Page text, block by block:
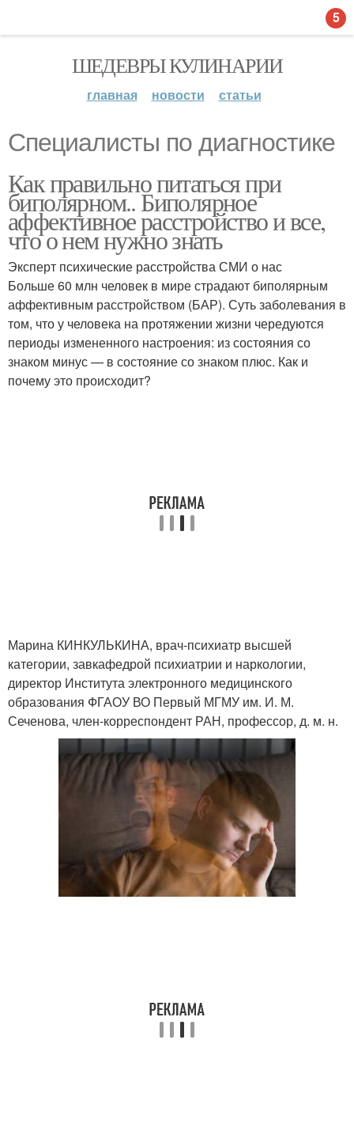
ШЕДЕВРЫ КУЛИНАРИИ
главная новости статьи
Специалисты по диагностике
Как правильно питаться при
биполярном.. Биполярное
аффективное расстройство и все,
что о нем нужно знать
Эксперт психические расстройства СМИ о нас
Больше 60 млн человек в мире страдают биполярным
аффективным расстройством (БАР). Суть заболевания в
том, что у человека на протяжении жизни чередуются
периоды измененного настроения: из состояния со
знаком минус — в состояние со знаком плюс. Как и
почему это происходит?
Марина КИНКУЛЬКИНА, врач-психиатр высшей
категории, завкафедрой психиатрии и наркологии,
директор Института электронного медицинского
образования ФГАОУ ВО Первый МГМУ им. И. М.
Сеченова, член-корреспондент РАН, профессор, д. м. н.
5